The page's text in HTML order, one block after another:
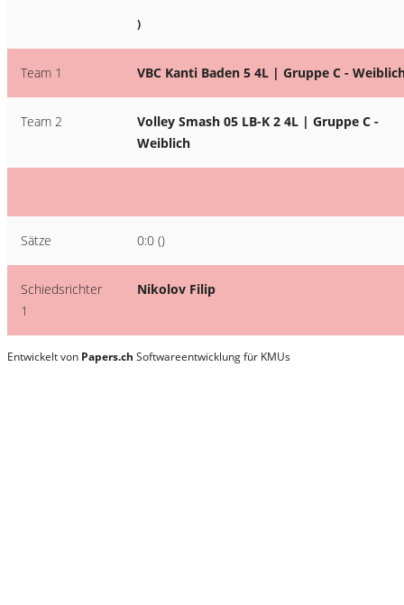
)
Team 1 VBC Kanti Baden 5 4L | Gruppe C -
Team 2
Volley Smash 05 LB-K 2 4L | Gruppe C -
Weiblich
Sätze 0:0 ()
Schiedsrichter
1
Nikolov Filip
Entwickelt von Papers.ch Softwareentwicklung für KMUs